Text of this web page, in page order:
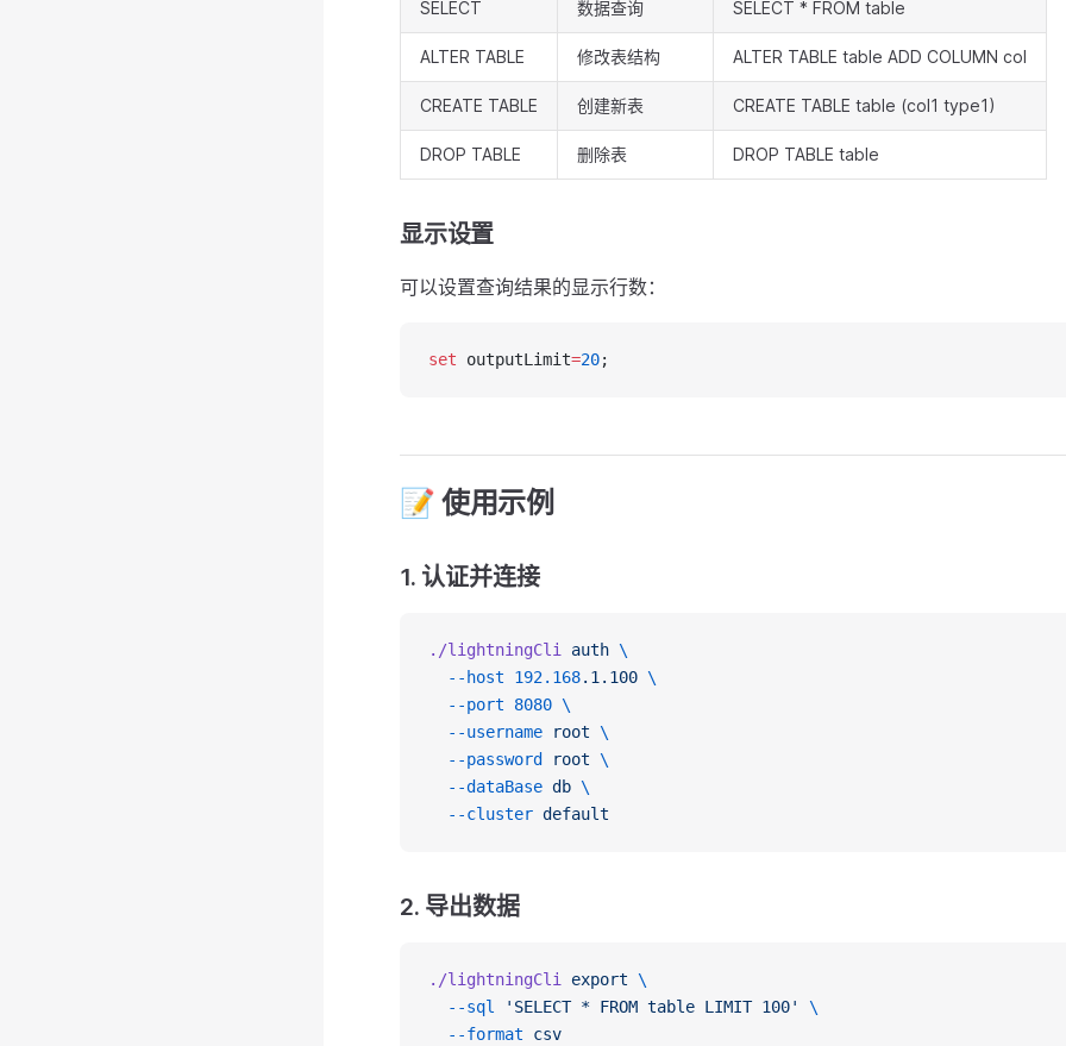
SELECT 数据查询 SELECT * FROM table
ALTER TABLE 修改表结构 ALTER TABLE table ADD COLUMN col
CREATE TABLE 创建新表 CREATE TABLE table (col1 type1)
DROP TABLE 删除表 DROP TABLE table
显示设置
可以设置查询结果的显示行数：
set outputLimit=20;
📝 使用示例
1. 认证并连接
./lightningCli auth \
  --host
192.168.1.100 \
  --port
8080 \
  --username
root \
  --password
root \
  --dataBase
db \
  --cluster
default
2. 导出数据
./lightningCli export \
  --sql
'SELECT * FROM table LIMIT 100'
\
  --format
csv